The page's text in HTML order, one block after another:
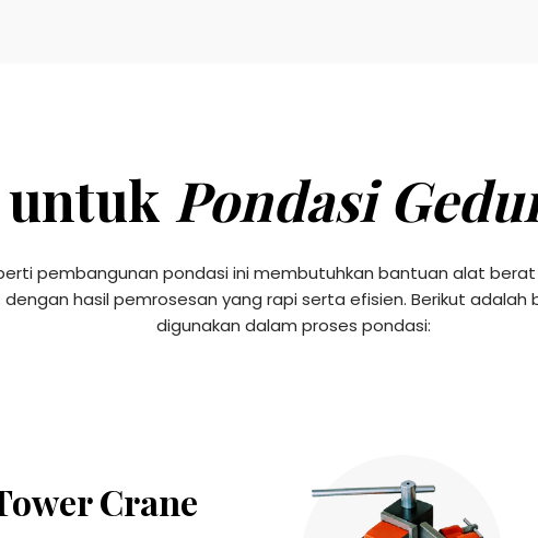
Pondasi
pembangunan pondasi ini membutuhkan bantuan alat
hasil pemrosesan yang rapi serta efisien. Berikut
digunakan dalam proses pondasi:
Crane